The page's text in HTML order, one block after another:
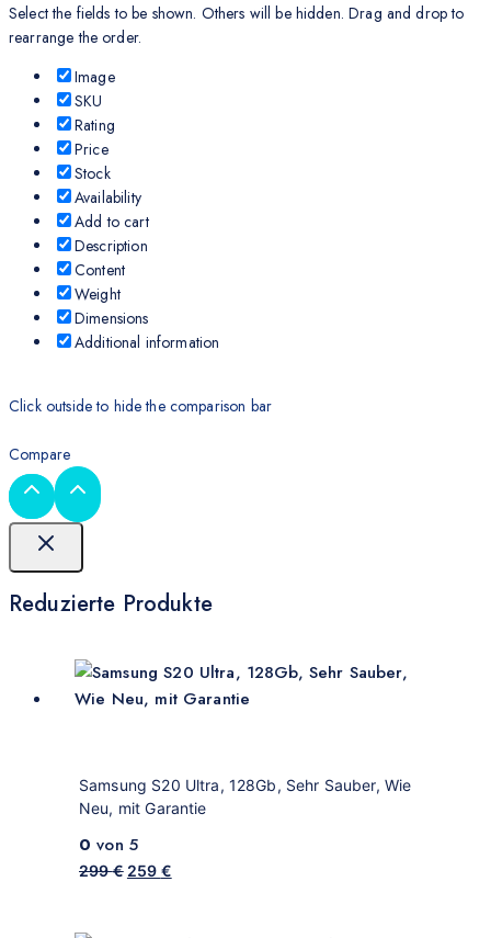
Select the fields to be shown. Others will be hidden. Drag and drop to
rearrange the order.
Image
SKU
Rating
Price
Stock
Availability
Add to cart
Description
Content
Weight
Dimensions
Additional information
Click outside to hide the comparison bar
Compare
Reduzierte Produkte
Samsung S20 Ultra, 128Gb, Sehr Sauber, Wie
Neu, mit Garantie
0 von 5
299€ 259 €